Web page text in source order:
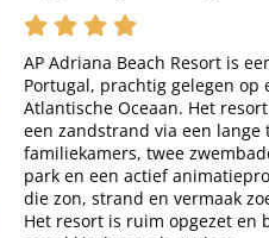
AP Adriana Beach Resort is
Portugal, prachtig gelegen
Atlantische Oceaan. Het
een zandstrand via een
familiekamers, twee
park en een actief
die zon, strand en vermaak
Het resort is ruim opgezet en